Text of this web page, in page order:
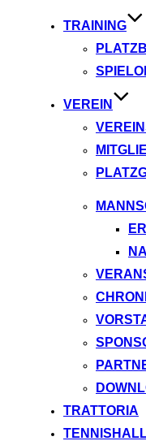
TRAINING
VEREIN
TRATTORIA